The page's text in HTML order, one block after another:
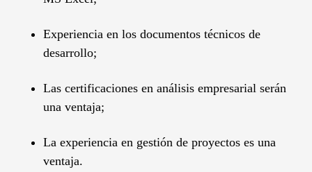
Experiencia en los documentos técnicos de
desarrollo;
Las certificaciones en análisis empresarial serán
una ventaja;
La experiencia en gestión de proyectos es una
ventaja.